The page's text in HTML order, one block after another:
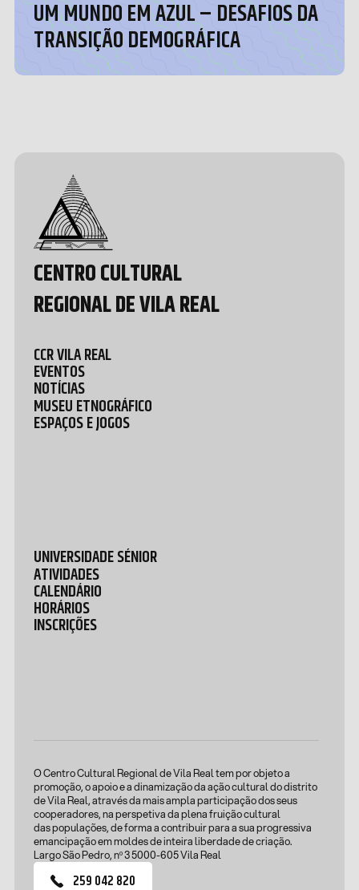
UM MUNDO EM AZUL – DESAFIOS DA
TRANSIÇÃO DEMOGRÁFICA
CENTRO CULTURAL
REGIONAL DE VILA REAL
CCR VILA REAL
EVENTOS
NOTÍCIAS
MUSEU ETNOGRÁFICO
ESPAÇOS E JOGOS
UNIVERSIDADE SÉNIOR
ATIVIDADES
CALENDÁRIO
HORÁRIOS
INSCRIÇÕES
O Centro Cultural Regional de Vila Real tem por objeto a
promoção, o apoio e a dinamização da ação cultural do distrito
de Vila Real, através da mais ampla participação dos seus
cooperadores, na perspetiva da plena fruição cultural
das populações, de forma a contribuir para a sua progressiva
emancipação em moldes de inteira liberdade de criação.
Largo São Pedro, nº 3 5000-605 Vila Real
259 042 820
Development
Quental